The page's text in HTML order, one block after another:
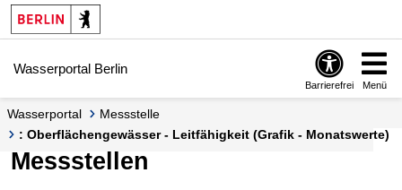
Springe zur Navigation
Springe zum Inhalt
Wasserportal Berlin
Barrierefrei Menü
Wasserportal
Messstelle
: Oberflächengewässer - Leitfähigkeit (Grafik - Monatswerte)
Messstellen